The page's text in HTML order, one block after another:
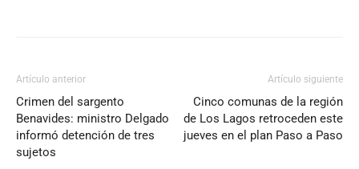
Artículo anterior
Crimen del sargento
Benavides: ministro Delgado
informó detención de tres
sujetos
Artículo siguiente
Cinco comunas de la región
de Los Lagos retroceden este
jueves en el plan Paso a Paso